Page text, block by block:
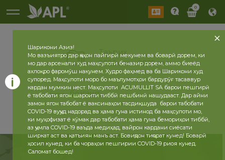
0
Таърих
2026 сол 2025 сол
бозгашт
Шарикони Азиз!
Мо вазъиятро дар ҷаҳон пайгирӣ мекунем ва боварӣ дорем, ки
мо дар арсенали худ маҳсулоти беназир дорем, аммо биеёд
ахлоқро фаромӯш накунем. Худро фаҳмед ва ба Шарикони худ
супоред. Маҳсулоти моро бо маълумотҳои бардурӯғ тасаввур
кардан мумкин нест. Маҳсулоти ACUMULLIT SA барои пешгирӣ
ё табобати ягон шароити тиббӣ пешбинӣ нашудааст. Дар айни
замон ягон табобат ё ваксинаҳои тасдиқшуда барои табобати
COVID-19 вуҷуд надорад ва ҳама гуна истинод ба маҳсулоти мо,
ки муҳофизат ё кӯмак дар табобати ҳама гуна бемориҳои тиббӣ,
аз ҷумла COVID-19 ваъда медиҳад, вайрон кардани сиёсати
ширкат аст ва қатъиян манъ аст. Бовиҷдон тиҷорат кунед! Боварӣ
ҳосил кунед, ки ба чораҳои пешгирии COVID-19 риоя кунед.
Саломат бошед!